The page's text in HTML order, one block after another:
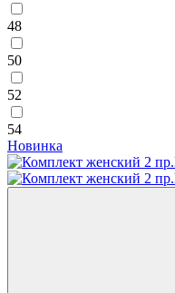
48
50
52
54
Новинка